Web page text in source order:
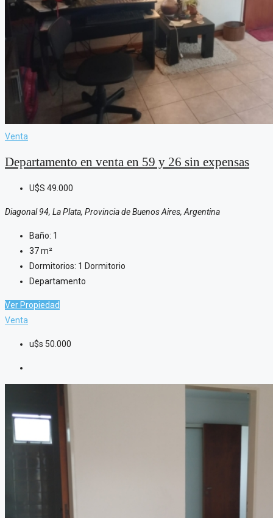
Venta
Departamento en venta en 59 y 26 sin expensas
U$S 49.000
Diagonal 94, La Plata, Provincia de Buenos Aires, Argentina
Baño: 1
37m²
Dormitorios: 1 Dormitorio
Departamento
Ver Propiedad
Venta
u$s 50.000